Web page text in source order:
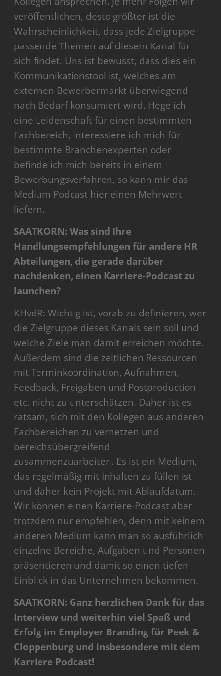
veröffentlichen, desto größter ist die
Wahrscheinlichkeit, dass jede Zielgruppe
passende Themen auf diesem Kanal für
sich findet. Uns ist bewusst, dass dies ein
Kommunikationstool ist, welches am
externen Bewerbermarkt überwiegend
nach Bedarf konsumiert wird. Hege ich
eine Leidenschaft für einen bestimmten
Fachbereich, interessiere ich mich für
bestimmte Branchenexperten oder
befinde ich mich bereits in einem
Bewerbungsverfahren, so kann mir das
Medium Podcast hier einen Mehrwert
liefern.
SAATKORN: Was sind Ihre
Handlungsempfehlungen für andere HR
Abteilungen, die gerade darüber
nachdenken, einen Karriere-Podcast zu
launchen?
KHvdR: Wichtig ist, vorab zu definieren, wer
die Zielgruppe dieses Kanals sein soll und
welche Ziele man damit erreichen möchte.
Außerdem sind die zeitlichen Ressourcen
mit Terminkoordination, Aufnahmen,
Feedback, Freigaben und Postproduction
etc. nicht zu unterschätzen. Daher ist es
ratsam, sich mit den Kollegen aus anderen
Fachbereichen zu vernetzen und
bereichsübergreifend
zusammenzuarbeiten. Es ist ein Medium,
das regelmäßig mit Inhalten zu füllen ist
und daher kein Projekt mit Ablaufdatum.
Wir können einen Karriere-Podcast aber
trotzdem nur empfehlen, denn mit keinem
anderen Medium kann man so ausführlich
einzelne Bereiche, Aufgaben und Personen
präsentieren und damit so einen tiefen
Einblick in das Unternehmen bekommen.
SAATKORN: Ganz herzlichen Dank für das
Interview und weiterhin viel Spaß und
Erfolg im Employer Branding für Peek &
Cloppenburg und insbesondere mit dem
Karriere Podcast!